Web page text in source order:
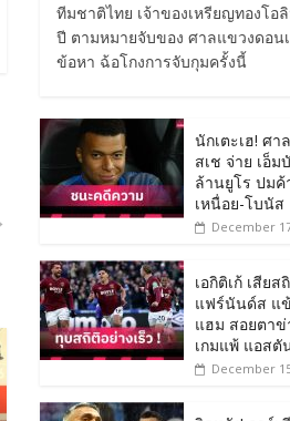
ทีมชาติไทย เจ้าของเหรียญทองโอ
ปี ตามหมายจับของ ศาลแขวงดอน
ข้อหา ฉ้อโกงการจับกุมครั้งนี้
นักเตะเฮ! ศา
สเช จ่าย เอ็ม
ล้านยูโร ปมค้
เหนื่อย-โบนัส
December
เอกิติเก้ เสียส
แฟร์นันด์ส แ
แฮม สอยตาข่
เกมแพ้ แอสตั
December